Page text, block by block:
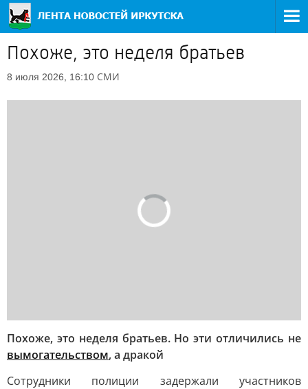
Похоже, это неделя братьев
8 июля 2026, 16:10 СМИ
Похоже, это неделя братьев. Но эти отличились не
вымогательством, а дракой
Сотрудники полиции задержали участников